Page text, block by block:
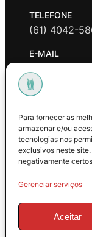
Para fornecer as
armazenar e/ou
tecnologias nos
exclusivos neste
negativamente
Gerenciar serviços
Aceitar
TELEFONE
(61) 4042-
E-MAIL
HORÁRIO DE
Facebook Instagram Youtube
© 2025 –